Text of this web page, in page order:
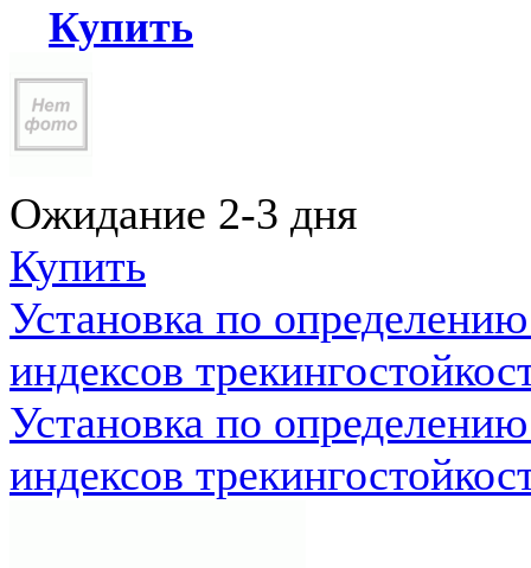
Купить
Ожидание 2-3 дня
Купить
Установка по
индексов
Установка по
индексов